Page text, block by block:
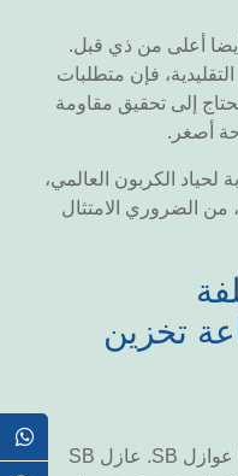
أعلى من ذي قبل.
فإن متطلبات
إلى تحقيق مقاومة
أصغر.
لحياد الكربون العالمي،
من الضروري الامتثال
تخزين
ولتحقيق هذه الغاية، قدمت شركتنا عوازل SB. عازل SB